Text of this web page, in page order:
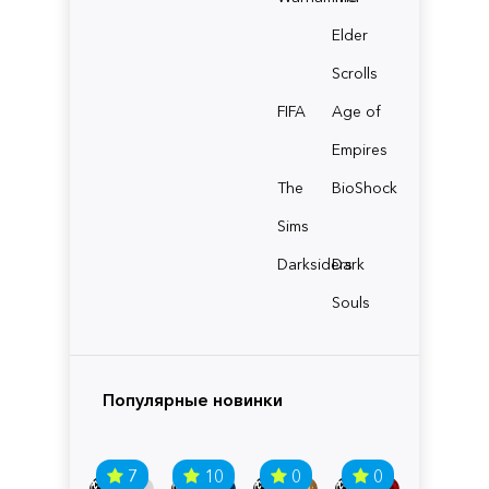
Elder
Scrolls
FIFA
Age of
Empires
The
Sims
BioShock
Darksiders
Dark
Souls
Популярные новинки
7 10 0 0